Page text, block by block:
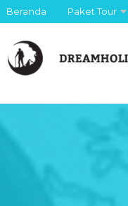
Beranda Paket Tour